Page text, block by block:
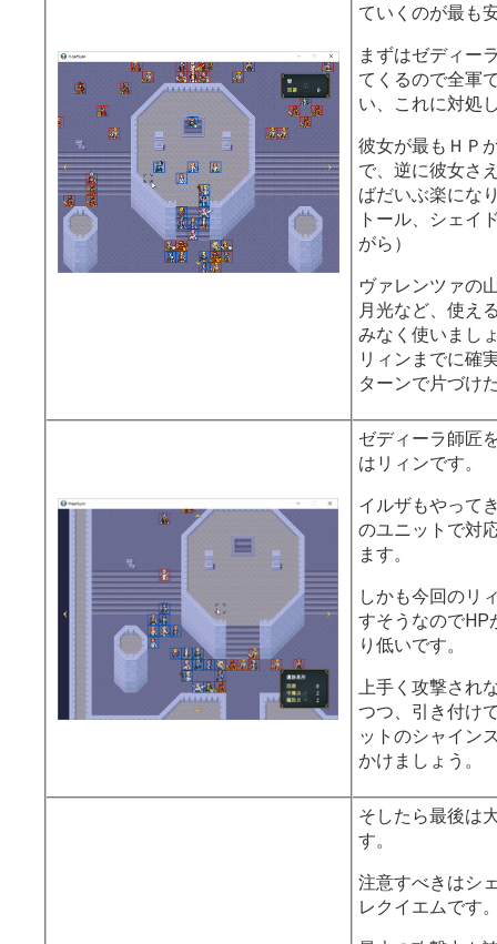
援軍の順番はト
が早いので、こ
えるだけのター
保できるのです
この陣を敷くま
はあると思うの
薬はどんどん使
基本的に司祭部
で、確実な勝利
るだけ死なせな
敵の数が少なく
箱取らせに行っ
たりしましょう
閉じる
ていくのが最も
まずはゼディー
てくるので全軍
い、これに対処
彼女が最もＨＰ
で、逆に彼女さ
ばだいぶ楽にな
トール、シェイ
がら）
ヴァレンツァの
月光など、使え
みなく使いまし
リィンまでに確
ターンで片づけ
ゼディーラ師匠
はリィンです。
イルザもやって
のユニットで対
ます。
しかも今回のリ
すそうなのでHP
り低いです。
上手く攻撃され
つつ、引き付け
ットのシャイン
かけましょう。
そしたら最後は
す。
注意すべきはシ
レクイエムです